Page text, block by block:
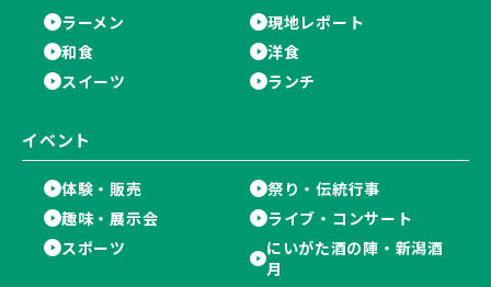
ラーメン
現地レポート
和食
洋食
スイーツ
ランチ
イベント
体験・販売
祭り・伝統行事
趣味・展示会
ライブ・コンサート
スポーツ
にいがた酒の陣・新潟酒
月